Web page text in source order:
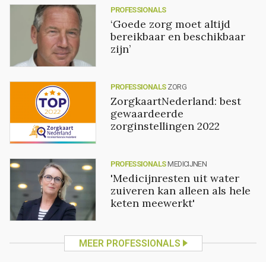
PROFESSIONALS
‘Goede zorg moet altijd
bereikbaar en beschikbaar
zijn’
PROFESSIONALS ZORG
ZorgkaartNederland: best
gewaardeerde
zorginstellingen 2022
PROFESSIONALS MEDICIJNEN
'Medicijnresten uit water
zuiveren kan alleen als hele
keten meewerkt'
MEER PROFESSIONALS